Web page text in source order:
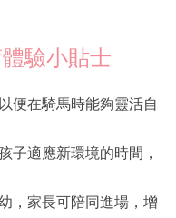
驗小貼士
便在騎馬時能夠靈活自
子適應新環境的時間，
，家長可陪同進場，增